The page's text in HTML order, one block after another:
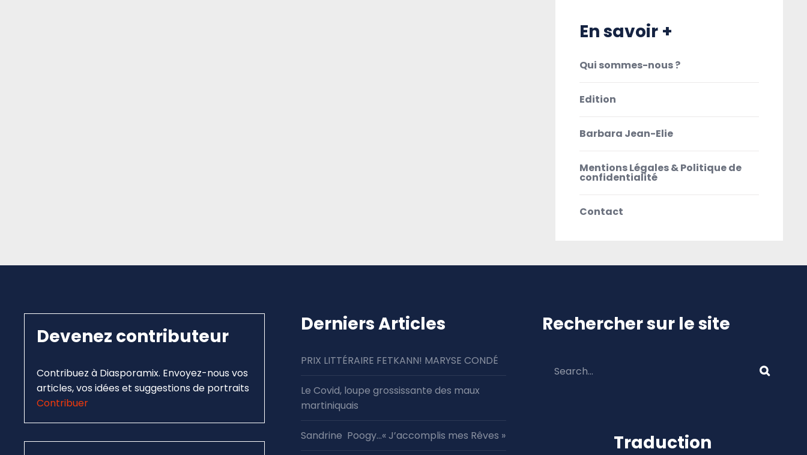
En savoir +
Qui sommes-nous ?
Edition
Barbara Jean-Elie
Mentions Légales & Politique de
confidentialité
Contact
Devenez contributeur
Contribuez à Diasporamix. Envoyez-nous vos
articles, vos idées et suggestions de portraits
Contribuer
Derniers Articles
PRIX LITTÉRAIRE FETKANN! MARYSE CONDÉ
Le Covid, loupe grossissante des maux
martiniquais
Sandrine Poogy…« J’accomplis mes Rêves »
Rechercher sur le site
Traduction